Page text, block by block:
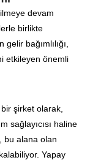
devam
birlikte
bağımlılığı,
etkileyen önemli
şirket olarak,
sağlayıcısı haline
bu alana olan
Yapay